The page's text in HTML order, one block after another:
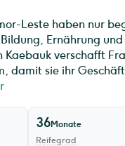
Leste haben nur
Ernährung
verschafft
damit sie ihr
36Monate
Reifegrad